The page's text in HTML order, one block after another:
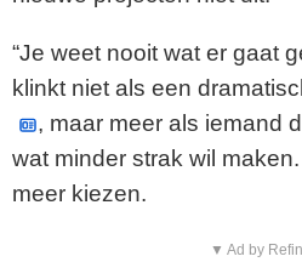
“Je weet nooit wat er gaat
klinkt niet als een
, maar meer als iemand
wat minder strak wil
meer kiezen.
▼ Ad by